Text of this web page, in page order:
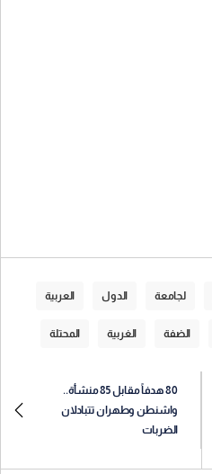
لجامعة الدول العربية
الضفة الغربية المحتلة
80 هدفاً مقابل 85 منشأة..
واشنطن وطهران تتبادلان
الضربات